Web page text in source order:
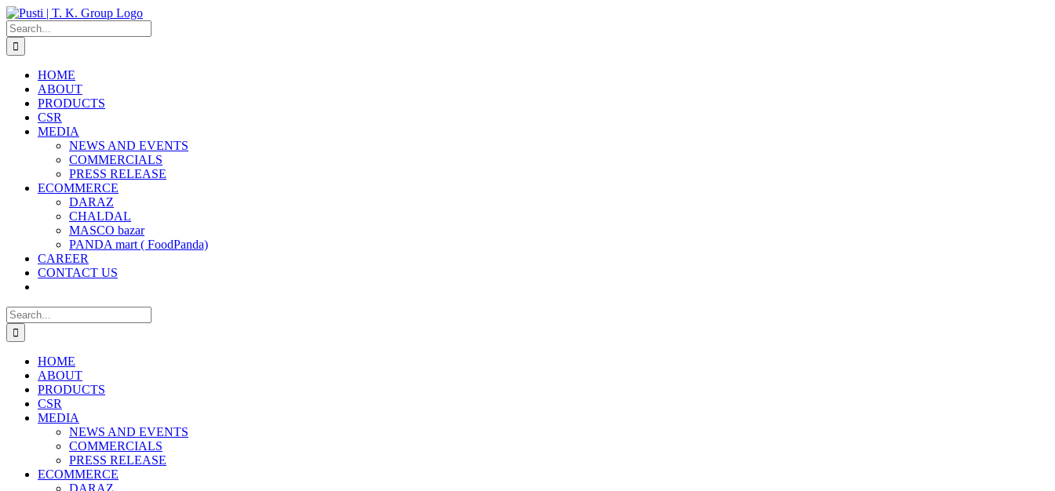
Skip
to
content
Search
for:
HOME
ABOUT
PRODUCTS
CSR
MEDIA
NEWS AND EVENTS
COMMERCIALS
PRESS RELEASE
ECOMMERCE
DARAZ
CHALDAL
MASCO bazar
PANDA mart ( FoodPanda)
CAREER
CONTACT US
Search
for:
HOME
ABOUT
PRODUCTS
CSR
MEDIA
NEWS AND EVENTS
COMMERCIALS
PRESS RELEASE
ECOMMERCE
DARAZ